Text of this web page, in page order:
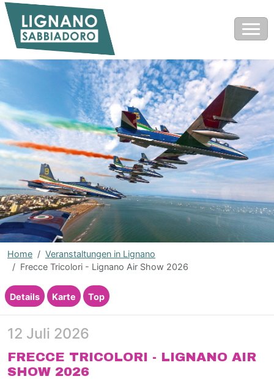
Home
Veranstaltungen in Lignano
Frecce Tricolori - Lignano Air Show 2026
12 Juli 2026
FRECCE TRICOLORI - LIGNANO AIR
SHOW 2026
Details Karte Top